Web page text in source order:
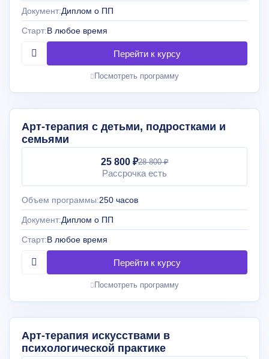
Документ:Диплом о ПП
Старт:В любое время
Посмотреть программу
Арт-терапия с детьми, подростками и
семьями
25 800 ₽28 800 ₽
Рассрочка есть
Объем программы:250 часов
Документ:Диплом о ПП
Старт:В любое время
Посмотреть программу
Арт-терапия искусствами в
психологической практике